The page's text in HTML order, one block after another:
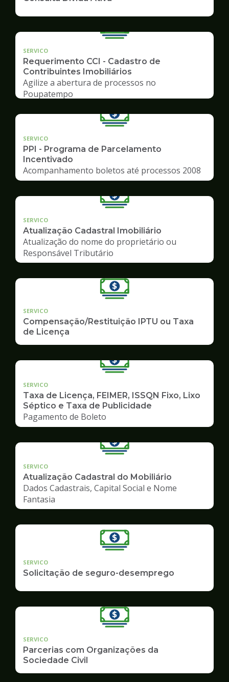
SERVICO
Requerimento CCI - Cadastro de
Contribuintes Imobiliários
Agilize a abertura de processos no
Poupatempo
SERVICO
PPI - Programa de Parcelamento
Incentivado
Acompanhamento boletos até processos 2008
SERVICO
Atualização Cadastral Imobiliário
Atualização do nome do proprietário ou
Responsável Tributário
SERVICO
Compensação/Restituição IPTU ou Taxa
de Licença
SERVICO
Taxa de Licença, FEIMER, ISSQN Fixo, Lixo
Séptico e Taxa de Publicidade
Pagamento de Boleto
SERVICO
Atualização Cadastral do Mobiliário
Dados Cadastrais, Capital Social e Nome
Fantasia
SERVICO
Solicitação de seguro-desemprego
SERVICO
Parcerias com Organizações da
Sociedade Civil